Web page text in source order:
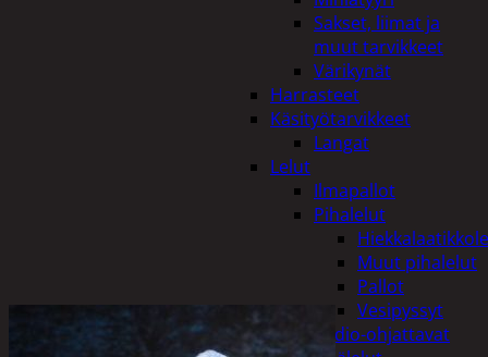
Sakset, liimat ja
muut tarvikkeet
Värikynät
Harrasteet
Käsityötarvikkeet
Langat
Lelut
Ilmapallot
Pihalelut
Muut pihalelut
Pallot
Vesipyssyt
Radio-ohjattavat